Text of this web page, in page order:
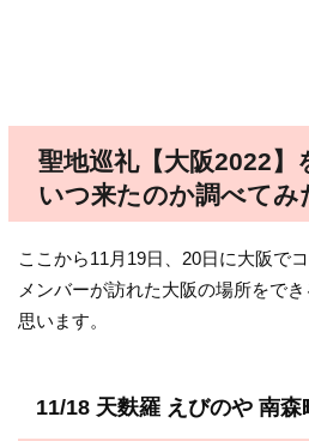
聖地巡礼【大阪2022】
いつ来たのか調べてみ
ここから11月19日、20日に大阪で
メンバーが訪れた大阪の場所をで
思います。
11/18 天麩羅 えびのや 南森